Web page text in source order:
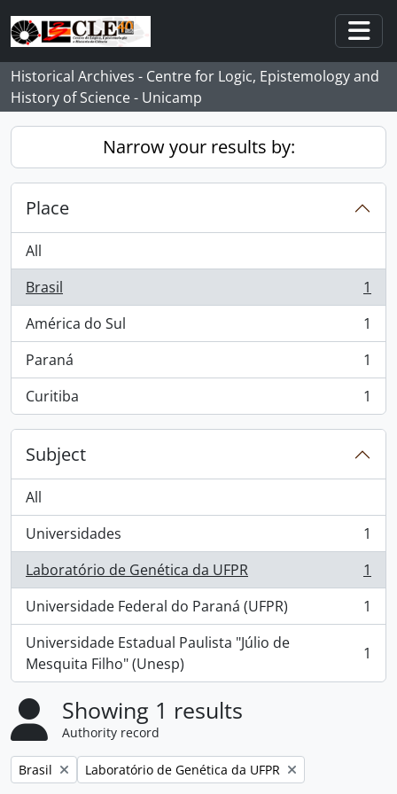
Skip to main content
Historical Archives - Centre for Logic, Epistemology and
History of Science - Unicamp
Narrow your results by:
Place
All
Brasil
, 1 results
1
América do Sul
, 1 results
1
Paraná
, 1 results
1
Curitiba
, 1 results 1
Subject
All
Universidades
, 1 results
1
Laboratório de Genética da UFPR
, 1 results
1
Universidade Federal do Paraná (UFPR)
, 1 results
1
Universidade Estadual Paulista "Júlio de
Mesquita Filho" (Unesp)
, 1 results 1
Showing 1 results
Authority record
Remove filter:
Brasil Remove filter:
Laboratório de Genética da UFPR